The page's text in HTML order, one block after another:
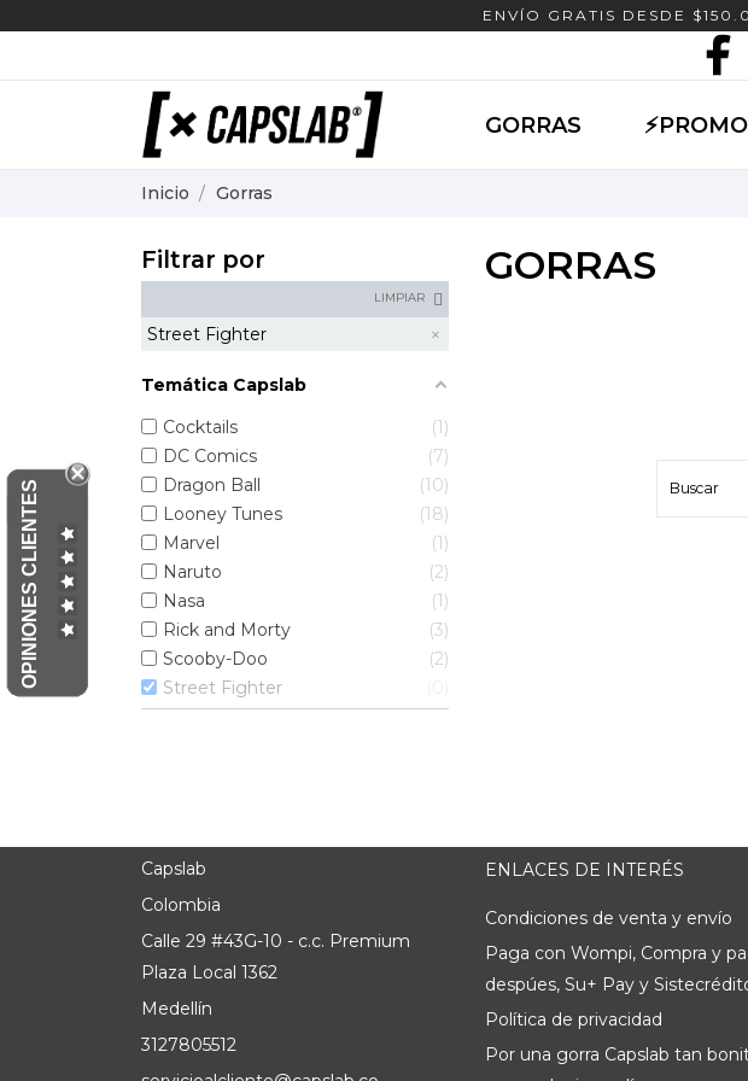
ENVÍO GRATIS DESDE
GORRAS
Inicio Gorras
Filtrar por
LIMPIAR
Street Fighter
Temática Capslab
Cocktails
1
DC Comics
7
Dragon Ball
10
Looney Tunes
18
Marvel
1
Naruto
2
Nasa
1
Rick and Morty
3
Scooby-Doo
2
Street Fighter
GORRAS
Capslab
Colombia
Calle 29 #43G-10 - c.c. Premium
Plaza Local 1362
Medellín
3127805512
ENLACES DE INTERÉS
Condiciones de venta y envío
Paga con Wompi, Compra y
despúes, Su+ Pay y
Política de privacidad
Por una gorra Capslab tan
OPINIONES CLIENTES